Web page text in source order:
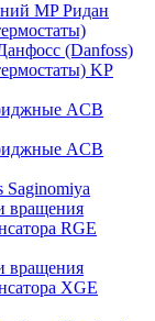
MP Ридан
(Danfoss)
KP
ACB
ACB
Saginomiya
вращения
RGE
вращения
XGE